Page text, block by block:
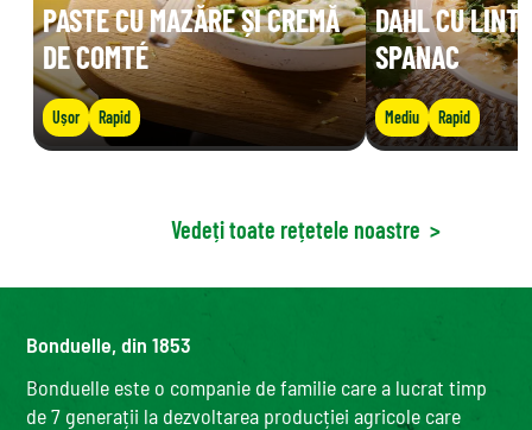
PASTE CU MAZĂRE ȘI CREMĂ
DE COMTÉ
Ușor Rapid
DAHL CU
SPANAC
Mediu Rapid
Vedeți toate rețetele noastre >
Bonduelle, din 1853
Bonduelle este o companie de familie care a lucrat timp
de 7 generații la dezvoltarea producției agricole care